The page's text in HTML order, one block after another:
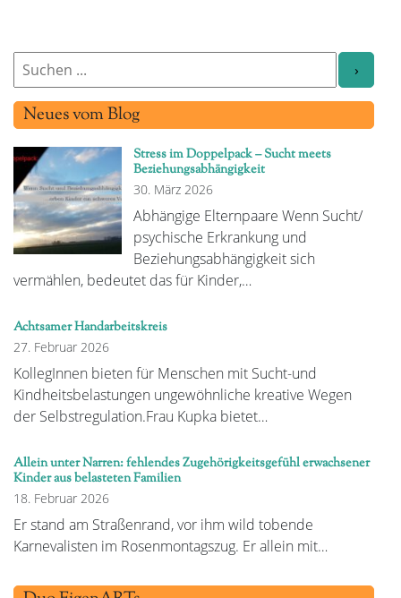
Neues vom Blog
Stress im Doppelpack – Sucht meets
Beziehungsabhängigkeit
30. März 2026
Abhängige Elternpaare Wenn Sucht/
psychische Erkrankung und
Beziehungsabhängigkeit sich
vermählen, bedeutet das für Kinder,…
Achtsamer Handarbeitskreis
27. Februar 2026
KollegInnen bieten für Menschen mit Sucht-und
Kindheitsbelastungen ungewöhnliche kreative Wegen
der Selbstregulation.Frau Kupka bietet…
Allein unter Narren: fehlendes Zugehörigkeitsgefühl erwachsener
Kinder aus belasteten Familien
18. Februar 2026
Er stand am Straßenrand, vor ihm wild tobende
Karnevalisten im Rosenmontagszug. Er allein mit…